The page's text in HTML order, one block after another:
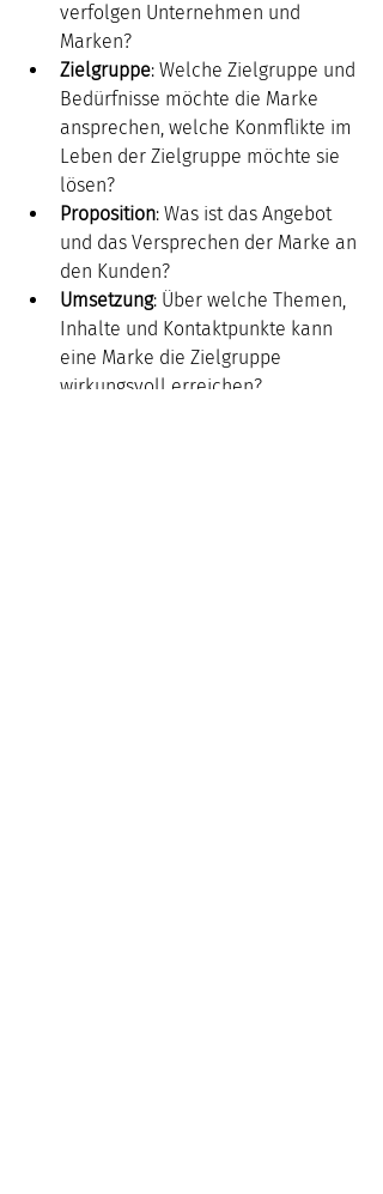
verfolgen Unternehmen und
Marken?
Zielgruppe: Welche Zielgruppe und
Bedürfnisse möchte die Marke
ansprechen, welche Konmflikte im
Leben der Zielgruppe möchte sie
lösen?
Proposition: Was ist das Angebot
und das Versprechen der Marke an
den Kunden?
Umsetzung: Über welche Themen,
Inhalte und Kontaktpunkte kann
eine Marke die Zielgruppe
wirkungsvoll erreichen?